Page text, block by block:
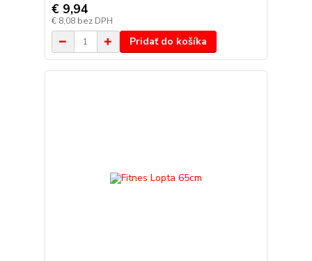
€ 9,94
€ 8,08 bez DPH
Pridať do košíka